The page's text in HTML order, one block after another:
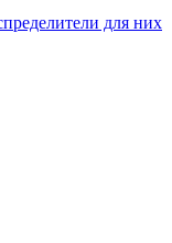
для них